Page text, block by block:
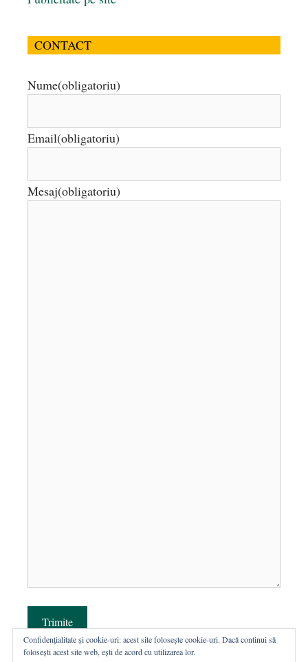
CONTACT
Nume(obligatoriu)
Email(obligatoriu)
Mesaj(obligatoriu)
Trimite
Confidențialitate și cookie-uri: acest site folosește cookie-uri. Dacă continui să
folosești acest site web, ești de acord cu utilizarea lor.